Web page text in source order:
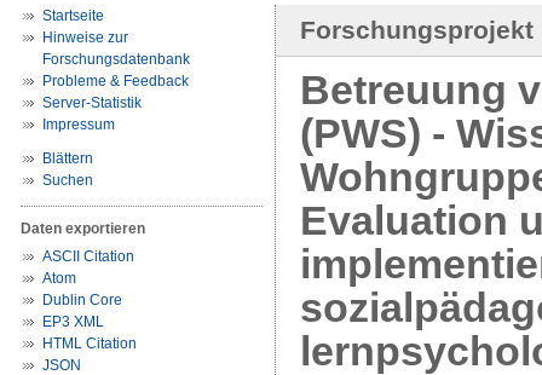
Startseite
Hinweise zur
Forschungsdatenbank
Probleme & Feedback
Server-Statistik
Impressum
Blättern
Suchen
Daten exportieren
ASCII Citation
Atom
Dublin Core
EP3 XML
HTML Citation
JSON
Forschungsprojekt
Betreuung
(PWS) -
Evaluation